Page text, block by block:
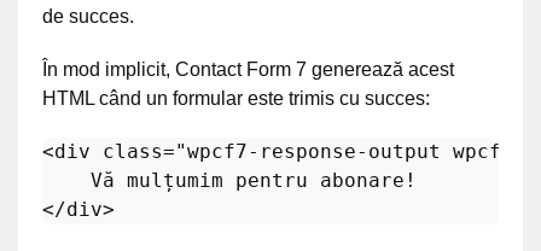
de succes.
În mod implicit, Contact Form 7 generează acest
HTML când un formular este trimis cu succes:
<div class="wpcf7-response-output
</div>